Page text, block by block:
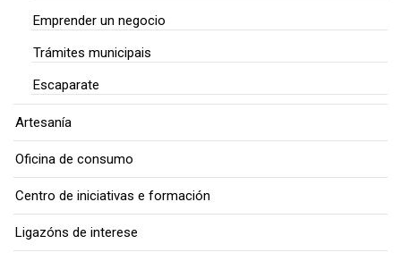
Emprender un negocio
Trámites municipais
Escaparate
Artesanía
Oficina de consumo
Centro de iniciativas e formación
Ligazóns de interese